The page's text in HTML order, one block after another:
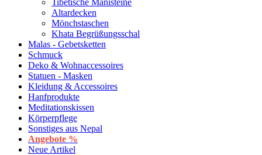
Altardecken
Mönchstaschen
Khata Begrüßungsschal
Malas - Gebetsketten
Schmuck
Deko & Wohnaccessoires
Statuen - Masken
Kleidung & Accessoires
Hanfprodukte
Meditationskissen
Körperpflege
Sonstiges aus Nepal
Angebote %
Neue Artikel